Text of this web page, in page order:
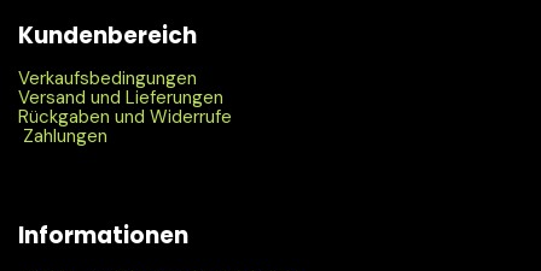
Kundenbereich
Verkaufsbedingungen
Versand und Lieferungen
Rückgaben und Widerrufe
Zahlungen
Informationen